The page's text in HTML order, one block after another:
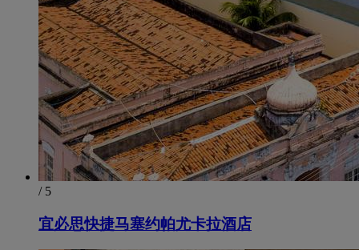
/ 5
宜必思快捷马塞约帕尤卡拉酒店